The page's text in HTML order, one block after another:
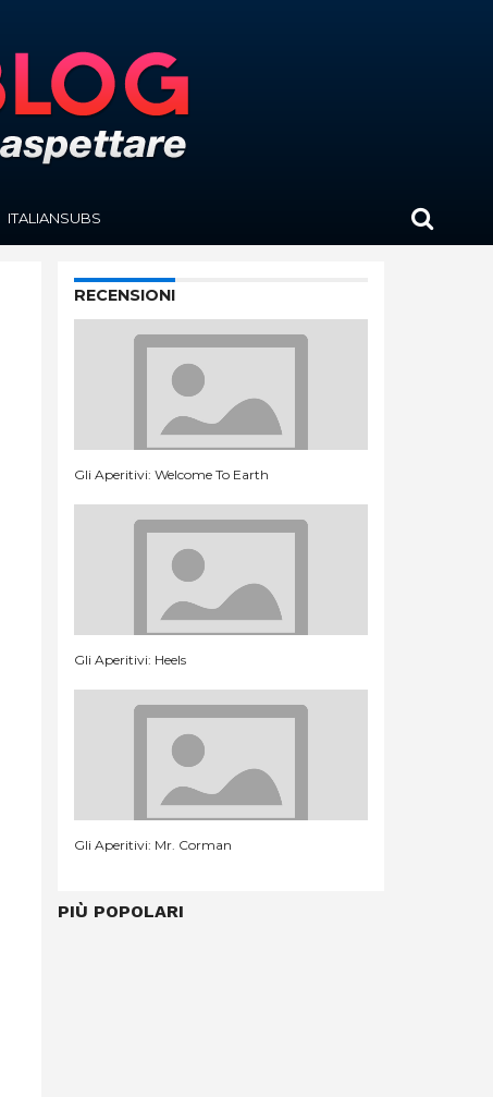
ITALIANSUBS
RECENSIONI
Gli Aperitivi: Welcome To Earth
Gli Aperitivi: Heels
Gli Aperitivi: Mr. Corman
PIÙ POPOLARI